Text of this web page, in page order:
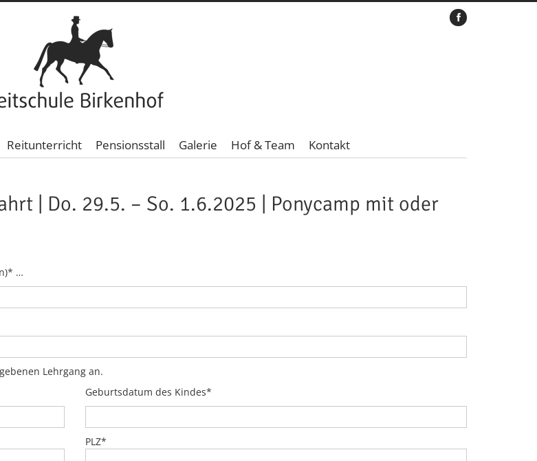
Reitunterricht Pensionsstall Galerie Hof & Team Kontakt
| Do. 29.5. – So. 1.6.2025 | Ponycamp mit oder
…
Lehrgang an.
Geburtsdatum des Kindes*
PLZ*